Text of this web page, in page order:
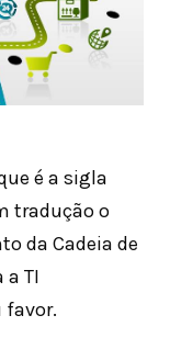
é a sigla
tradução o
da Cadeia de
a TI
favor.